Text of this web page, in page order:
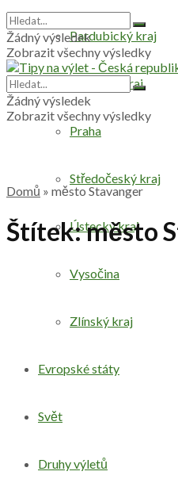
Pardubický kraj
Plzeňský kraj
Praha
Středočeský kraj
Ústecký kraj
Vysočina
Zlínský kraj
Evropské státy
Svět
Druhy výletů
Žádný výsledek
Zobrazit všechny výsledky
Žádný výsledek
Zobrazit všechny výsledky
Domů » město Stavanger
Štítek:město